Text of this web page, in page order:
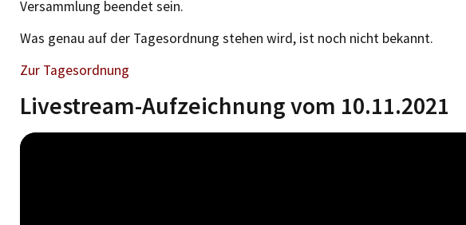
Versammlung beendet sein.
Was genau auf der Tagesordnung stehen wird, ist noch nicht bekannt.
Zur Tagesordnung
Livestream-Aufzeichnung vom 10.11.2021